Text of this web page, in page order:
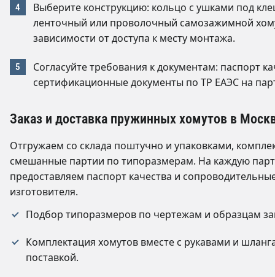
Выберите конструкцию: кольцо с ушками под
ленточный или проволочный самозажимной
зависимости от доступа к месту монтажа.
Согласуйте требования к документам: паспорт
сертификационные документы по ТР ЕАЭС на
Заказ и доставка пружинных хомутов в
Отгружаем со склада поштучно и упаковками,
смешанные партии по типоразмерам. На каждую
предоставляем паспорт качества и
изготовителя.
Подбор типоразмеров по чертежам и образцам
Комплектация хомутов вместе с рукавами и
поставкой.